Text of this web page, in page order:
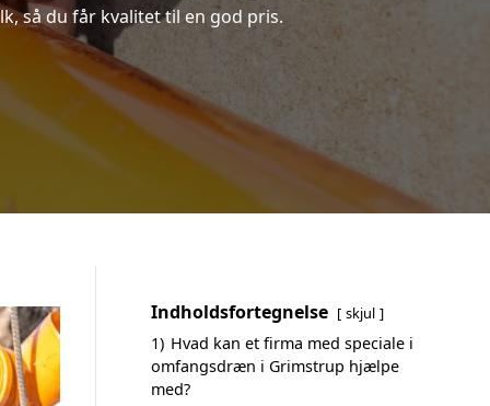
så du får kvalitet til en god pris.
Indholdsfortegnelse skjul
1) Hvad kan et firma med speciale i
omfangsdræn i Grimstrup hjælpe
med?